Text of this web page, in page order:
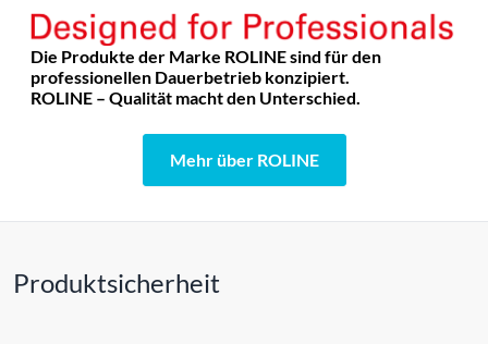
Die Produkte der Marke ROLINE sind für den
professionellen Dauerbetrieb konzipiert.
ROLINE – Qualität macht den Unterschied.
Mehr über ROLINE
Produktsicherheit